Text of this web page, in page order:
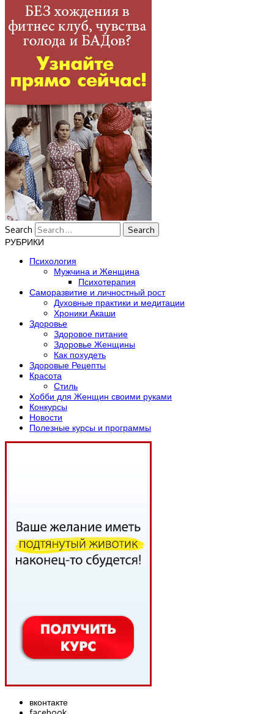
Search
РУБРИКИ
Психология
Мужчина и Женщина
Психотерапия
Саморазвитие и личностный рост
Духовные практики и медитации
Хроники Акаши
Здоровье
Здоровое питание
Здоровье Женщины
Как похудеть
Здоровые Рецепты
Красота
Стиль
Хобби для Женщин своими руками
Конкурсы
Новости
Полезные курсы и программы
вконтакте